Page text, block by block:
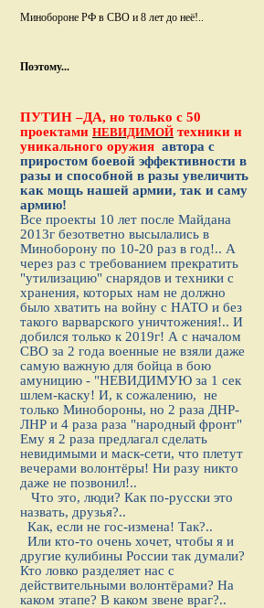
Минобороне РФ в СВО и 8 лет до неё!..
Поэтому...
ПУТИН –ДА, но только с 50
проектами НЕВИДИМОЙ техники и
уникального оружия автора с
приростом боевой эффективности в
разы и способной в разы увеличить
как мощь нашей армии, так и саму
армию!
Все проекты 10 лет после Майдана
2013г безответно высылались в
Миноборону по 10-20 раз в год!.. А
через раз с требованием прекратить
"утилизацию" снарядов и техники с
хранения, которых нам не должно
было хватить на войну с НАТО и без
такого варварского уничтожения!.. И
добился только к 2019г! А с началом
СВО за 2 года военные не взяли даже
самую важную для бойца в бою
амуницию - "НЕВИДИМУЮ за 1 сек
шлем-каску! И, к сожалению, не
только Минобороны, но 2 раза ДНР-
ЛНР и 4 раза раза "народный фронт"
Ему я 2 раза предлагал сделать
невидимыми и маск-сети, что плетут
вечерами волонтёры! Ни разу никто
даже не позвонил!..
Что это, люди? Как по-русски это
назвать, друзья?..
Как, если не гос-измена! Так?..
Или кто-то очень хочет, чтобы я и
другие кулибины России так думали?
Кто ловко разделяет нас с
действительными волонтёрами? На
каком этапе? В каком звене враг?..